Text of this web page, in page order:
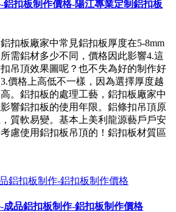
鋁扣板制作價格-陽江專業定制鋁扣板
扣板廠家中常見鋁扣板厚度在5-8mm
需鋁材多少不同，價格因此影響4.這
吊頂效果圖呢？也不失為好的制作好
價格上高低不一樣，因為選擇厚度越
。鋁扣板的處理工藝，鋁扣板廠家中
響鋁扣板的使用年限。鋁條扣吊頂原
質軟易變。基本上美利龍源藝戶戶安
慮使用鋁扣板吊頂的！鋁扣板材質區
成品鋁扣板制作-鋁扣板制作價格